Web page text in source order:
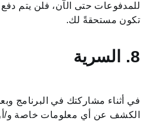
للمدفوعات حتى الآن، فلن يتم دفع
تكون مستحقةً لك.
8. السرية
في أثناء مشاركتك في البرنامج